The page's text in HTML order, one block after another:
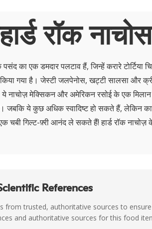
रॉक नाचोस
का एक डमदार पलटाव हैं, जिन्हें करारे टोर्टिया
गया है। जेस्टी जलपेनोस, खट्टी सालसा और
नाचोज़ मेक्सिकन और अमेरिकन रसोई के एक मिलान
जबकि ये कुछ अधिक स्वादिष्ट हो सकते हैं, लेकिन
गिल्ट-फ़्री आनंद ले सकते हैं! हार्ड रॉक नाचोज़
References
from trusted, authoritative sources to
and authoritative sources for this food